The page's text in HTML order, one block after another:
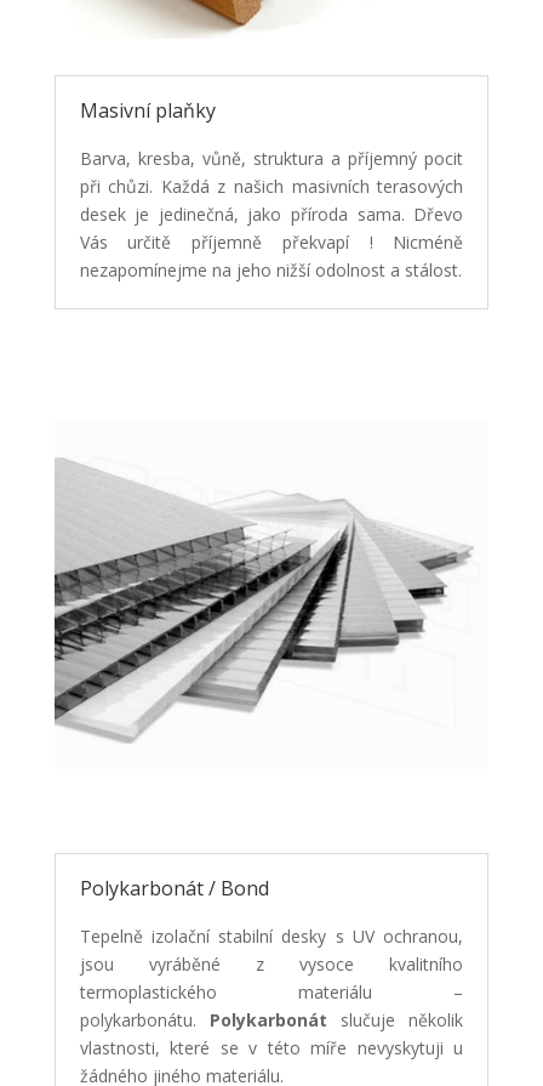
Masivní plaňky
Barva, kresba, vůně, struktura a příjemný pocit
při chůzi. Každá z našich masivních terasových
desek je jedinečná, jako příroda sama. Dřevo
Vás určitě příjemně překvapí ! Nicméně
nezapomínejme na jeho nižší odolnost a stálost.
Polykarbonát / Bond
Tepelně izolační stabilní desky s UV ochranou,
jsou vyráběné z vysoce kvalitního
termoplastického materiálu –
polykarbonátu. Polykarbonát slučuje několik
vlastnosti, které se v této míře nevyskytuji u
žádného jiného materiálu.